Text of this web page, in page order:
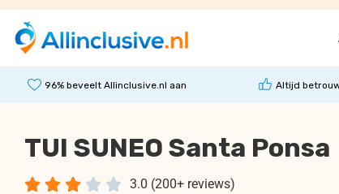
96% beveelt Allinclusive.nl aan Altijd
TUI SUNEO Santa Ponsa
3.0 (200+ reviews)
    